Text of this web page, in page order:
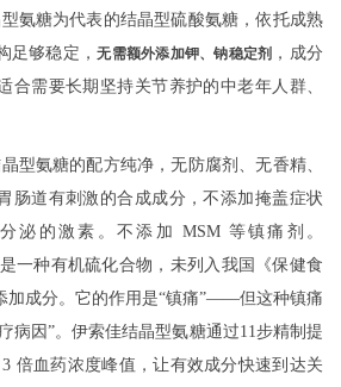
氨糖为代表的结晶型硫酸氨糖，依托成熟
足够稳定，无需额外添加钾、钠稳定剂 ，成分
合需要长期坚持关节养护的中老年人群、
型氨糖的配方纯净，无防腐剂、无香精、
肠道有刺激的合成成分，不添加掩盖症状
泌的激素。不添加 MSM 等镇痛剂。
一种有机硫化合物，未列入我国《保健食
加成分。它的作用是“镇痛”——但这种镇痛
病因”。伊索佳结晶型氨糖通过11步精制提
倍血药浓度峰值，让有效成分快速到达关